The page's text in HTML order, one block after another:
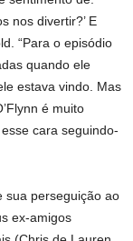
nos divertir?’ E
“Para o episódio
quando ele
estava vindo. Mas
é muito
cara seguindo-
sua perseguição ao
ex-amigos